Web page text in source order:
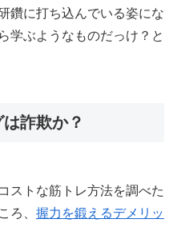
鑽に打ち込んでいる姿にな
学ぶようなものだっけ？と
詐欺か？
ストな筋トレ方法を調べた
ろ、 握力を鍛えるデメリッ